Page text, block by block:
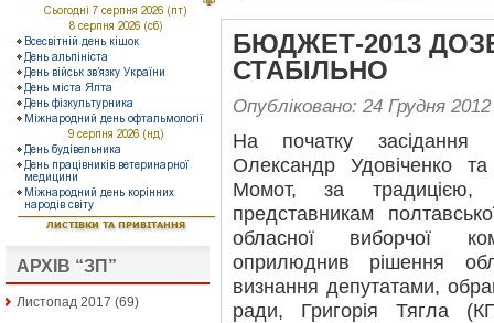
АРХІВ “ЗП”
Листопад 2017 (69)
БЮДЖЕТ-2013
СТАБІЛЬНО
Опубліковано: 24 Грудня 2012
На початку засідання
Олександр Удовіченко
Момот, за традицією,
представникам
обласної виборчої
оприлюднив рішення
визнання депутатами,
ради, Григорія Тягла